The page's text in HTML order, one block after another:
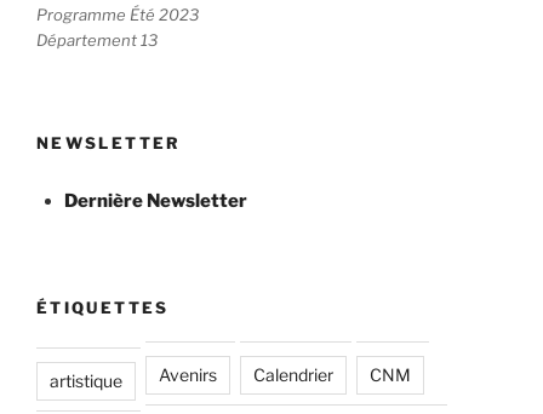
Programme Été 2023
Département 13
NEWSLETTER
Dernière Newsletter
ÉTIQUETTES
artistique Avenirs Calendrier CNM